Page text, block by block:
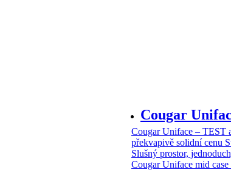
Cougar
Cougar Uniface – TEST
překvapivě solidní cenu
Slušný prostor,
Cougar Uniface mid